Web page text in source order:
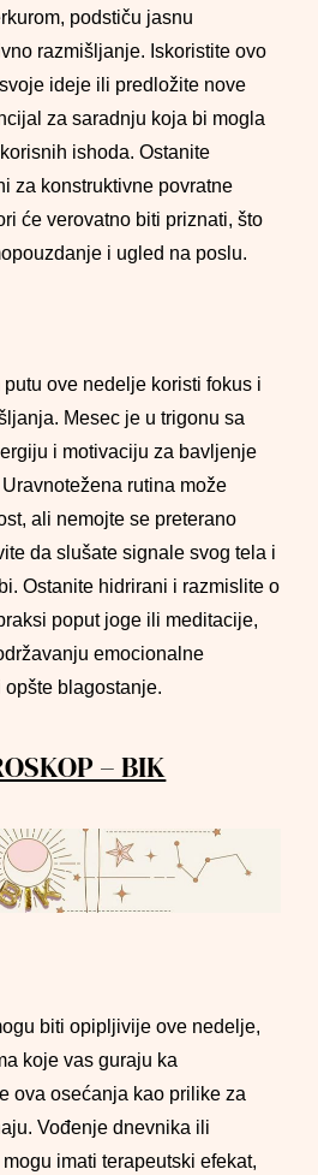
podstiču jasnu
razmišljanje. Iskoristite ovo
ideje ili predložite nove
za saradnju koja bi mogla
ishoda. Ostanite
za konstruktivne povratne
će verovatno biti priznati, što
i ugled na poslu.
ove nedelje koristi fokus i
Mesec je u trigonu sa
i motivaciju za bavljenje
rutina može
ali nemojte se preterano
da slušate signale svog tela i
Ostanite hidrirani i razmislite o
poput joge ili meditacije,
emocionalne
blagostanje.
– BIK
biti opipljivije ove nedelje,
koje vas guraju ka
ova osećanja kao prilike za
Vođenje dnevnika ili
imati terapeutski efekat,